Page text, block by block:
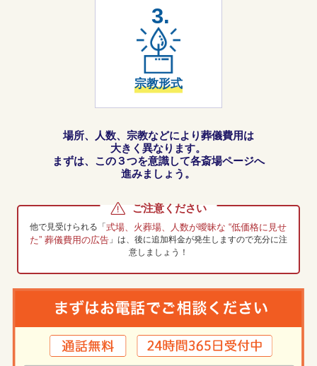
3.
宗教形式
場所、人数、宗教などにより葬儀費用は
大きく異なります。
まずは、この３つを意識して各斎場ページへ
進みましょう。
ご注意ください
他で見受けられる「式場、火葬場、人数が曖昧な “低価格に見せ
た” 葬儀費用の広告」は、 後に追加料金が発生しますので充分に注
意しましょう！